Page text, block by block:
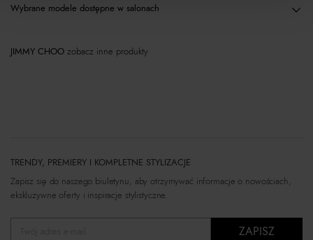
Wybrane modele dostępne w salonach
JIMMY CHOO zobacz inne produkty
TRENDY, PREMIERY I KOMPLETNE STYLIZACJE
Zapisz się do naszego biuletynu, aby otrzymywać informacje o nowościach,
ekskluzywne oferty i inspiracje stylistyczne.
ZAPISZ